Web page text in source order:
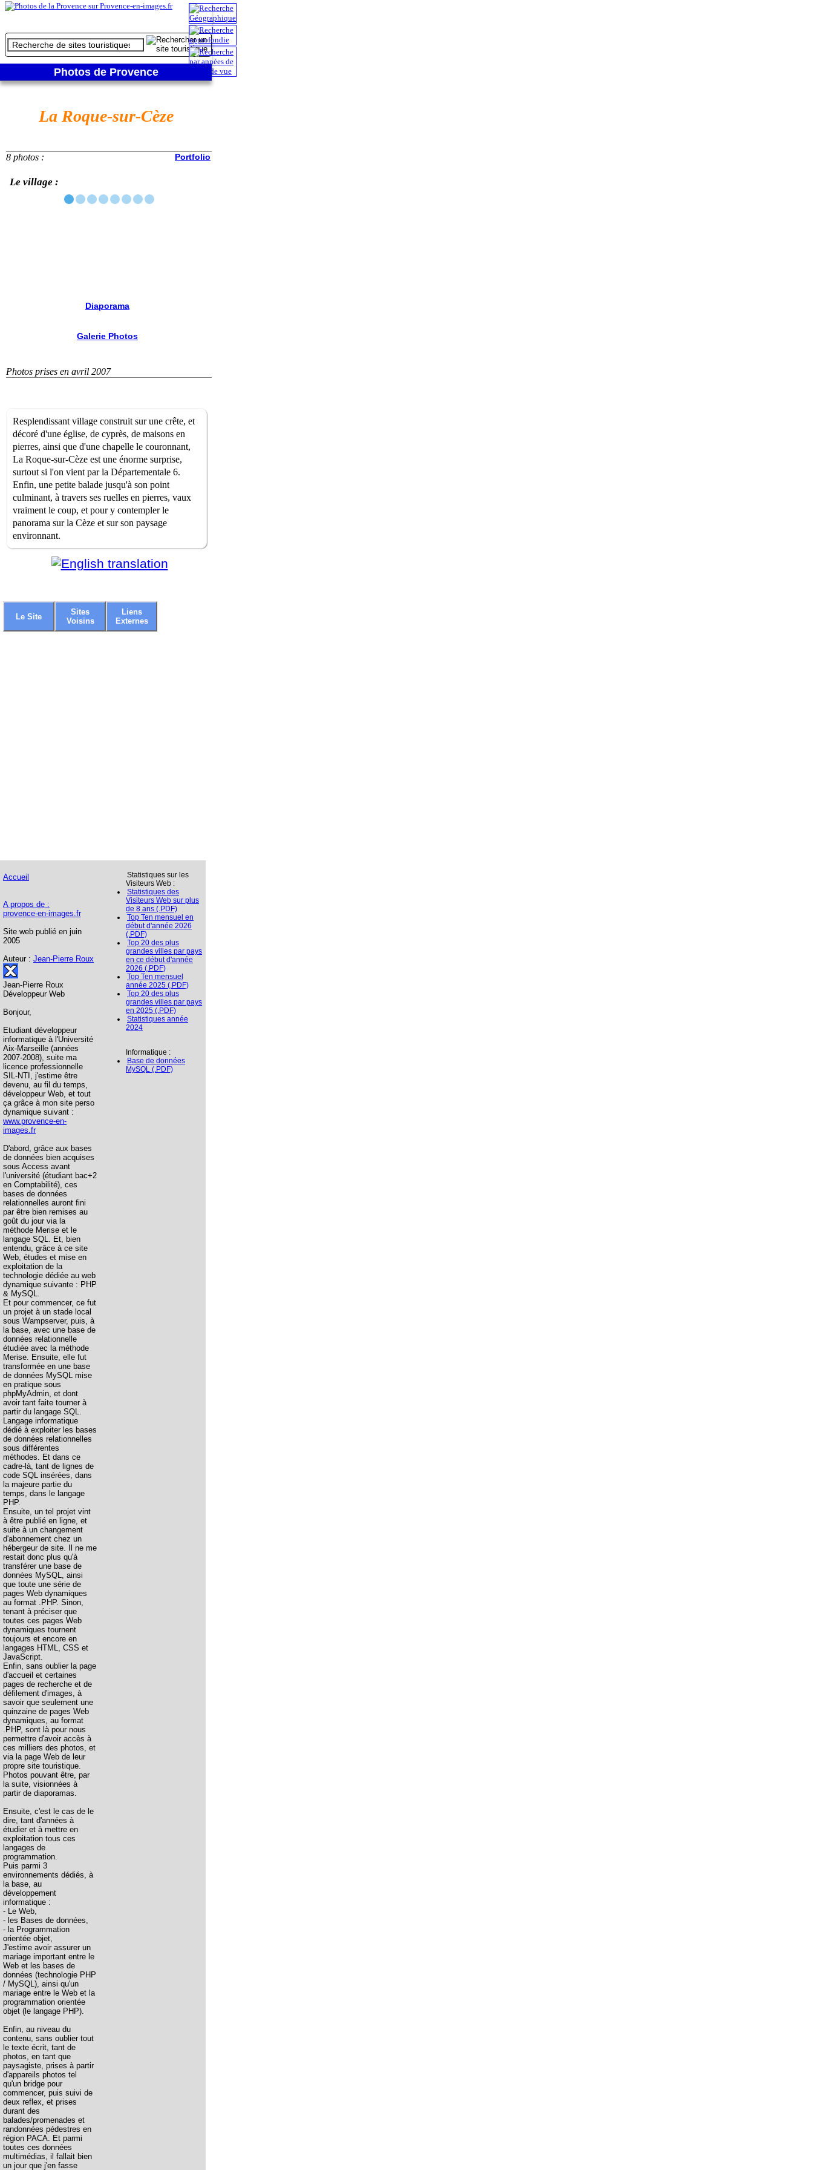
Photos de Provence
La Roque-sur-Cèze
8 photos : Portfolio
Le village :
Diaporama
Galerie Photos
Photos prises en avril 2007
Resplendissant village construit sur une crête, et
décoré d'une église, de cyprès, de maisons en
pierres, ainsi que d'une chapelle le couronnant,
La Roque-sur-Cèze est une énorme surprise,
surtout si l'on vient par la Départementale 6.
Enfin, une petite balade jusqu'à son point
culminant, à travers ses ruelles en pierres, vaux
vraiment le coup, et pour y contempler le
panorama sur la Cèze et sur son paysage
environnant.
Le Site
Sites
Voisins
Liens
Externes
Accueil
A propos de :
provence-en-images.fr
Site web publié en juin
2005
Auteur : Jean-Pierre Roux
Jean-Pierre Roux
Développeur Web
Bonjour,
Etudiant développeur
informatique à l'Université
Aix-Marseille (années
2007-2008), suite ma
licence professionnelle
SIL-NTI, j'estime être
devenu, au fil du temps,
développeur Web, et tout
ça grâce à mon site perso
dynamique suivant :
www.provence-en-
images.fr
D'abord, grâce aux bases
de données bien acquises
sous Access avant
l'université (étudiant bac+2
en Comptabilité), ces
bases de données
relationnelles auront fini
par être bien remises au
goût du jour via la
méthode Merise et le
langage SQL. Et, bien
entendu, grâce à ce site
Web, études et mise en
exploitation de la
technologie dédiée au web
dynamique suivante : PHP
& MySQL.
Et pour commencer, ce fut
un projet à un stade local
sous Wampserver, puis, à
la base, avec une base de
données relationnelle
étudiée avec la méthode
Merise. Ensuite, elle fut
transformée en une base
de données MySQL mise
en pratique sous
phpMyAdmin, et dont
avoir tant faite tourner à
partir du langage SQL.
Langage informatique
dédié à exploiter les bases
de données relationnelles
sous différentes
méthodes. Et dans ce
cadre-là, tant de lignes de
code SQL insérées, dans
la majeure partie du
temps, dans le langage
PHP.
Ensuite, un tel projet vint
à être publié en ligne, et
suite à un changement
d'abonnement chez un
hébergeur de site. Il ne me
restait donc plus qu'à
transférer une base de
données MySQL, ainsi
que toute une série de
pages Web dynamiques
au format .PHP. Sinon,
tenant à préciser que
toutes ces pages Web
dynamiques tournent
toujours et encore en
langages HTML, CSS et
JavaScript.
Enfin, sans oublier la page
d'accueil et certaines
pages de recherche et de
défilement d'images, à
savoir que seulement une
quinzaine de pages Web
dynamiques, au format
.PHP, sont là pour nous
permettre d'avoir accès à
ces milliers des photos, et
via la page Web de leur
propre site touristique.
Photos pouvant être, par
la suite, visionnées à
partir de diaporamas.
Ensuite, c'est le cas de le
dire, tant d'années à
étudier et à mettre en
exploitation tous ces
langages de
programmation.
Puis parmi 3
environnements dédiés, à
la base, au
développement
informatique :
- Le Web,
- les Bases de données,
- la Programmation
orientée objet,
J'estime avoir assurer un
mariage important entre le
Web et les bases de
données (technologie PHP
/ MySQL), ainsi qu'un
mariage entre le Web et la
programmation orientée
objet (le langage PHP).
Enfin, au niveau du
contenu, sans oublier tout
le texte écrit, tant de
photos, en tant que
paysagiste, prises à partir
d'appareils photos tel
qu'un bridge pour
commencer, puis suivi de
deux reflex, et prises
durant des
balades/promenades et
randonnées pédestres en
région PACA. Et parmi
toutes ces données
multimédias, il fallait bien
un jour que j'en fasse
Statistiques sur les
Visiteurs Web :
Statistiques des
Visiteurs Web sur plus
de 8 ans (.PDF)
Top Ten mensuel en
début d'année 2026
(.PDF)
Top 20 des plus
grandes villes par pays
en ce début d'année
2026 (.PDF)
Top Ten mensuel
année 2025 (.PDF)
Top 20 des plus
grandes villes par pays
en 2025 (.PDF)
Statistiques année
2024
Informatique :
Base de données
MySQL (.PDF)